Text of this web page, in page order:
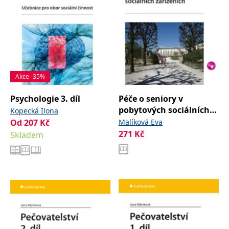
Akce -35%
Psychologie 3. díl
Kopecká Ilona
Od 207 Kč
Skladem
Péče o seniory v
pobytových sociálních
zařízeních
Malíková Eva
271 Kč